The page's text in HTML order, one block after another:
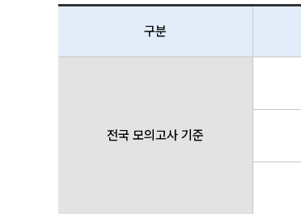
구분
전국 모의고사 기준